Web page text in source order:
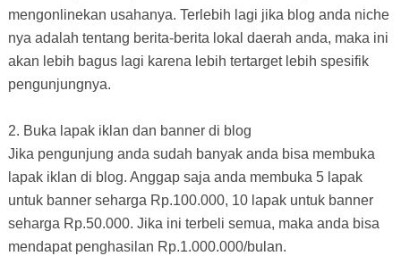
mengonlinekan usahanya. Terlebih lagi jika blog anda niche
nya adalah tentang berita-berita lokal daerah anda, maka ini
akan lebih bagus lagi karena lebih tertarget lebih spesifik
pengunjungnya.
2. Buka lapak iklan dan banner di blog
Jika pengunjung anda sudah banyak anda bisa membuka
lapak iklan di blog. Anggap saja anda membuka 5 lapak
untuk banner seharga Rp.100.000, 10 lapak untuk banner
seharga Rp.50.000. Jika ini terbeli semua, maka anda bisa
mendapat penghasilan Rp.1.000.000/bulan.